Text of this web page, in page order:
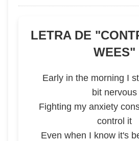
LETRA DE "
WEES"
Early in the morning I
bit nervous
Fighting my anxiety
control it
Even when I know it's